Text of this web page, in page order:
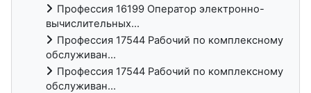
Профессия 16199 Оператор электронно-
вычислительных...
Профессия 17544 Рабочий по комплексному
обслуживан...
Профессия 17544 Рабочий по комплексному
обслуживан...